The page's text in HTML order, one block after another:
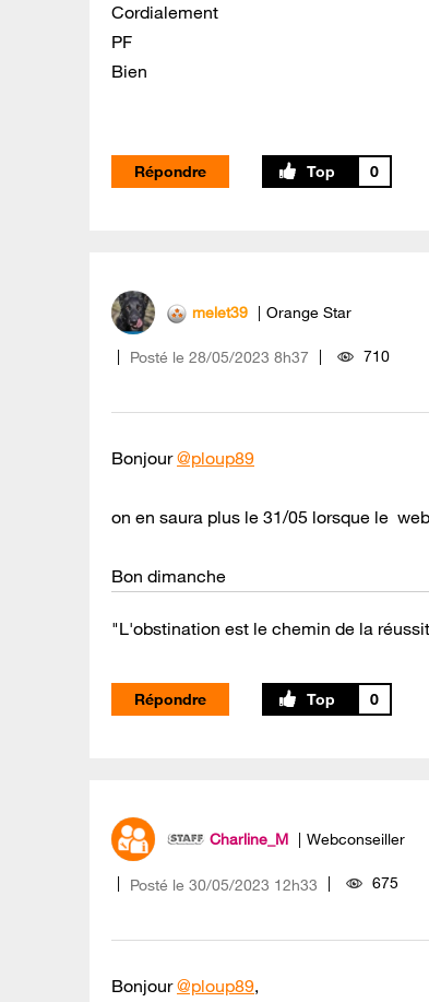
Cordialement
PF
Bien
Répondre 0
melet39 Orange Star
Posté le ‎28/05/2023 8h37 710
Bonjour@ploup89
on en saura plus le 31/05 lorsque le
Bon dimanche
"L'obstination est le chemin de la
Répondre 0
Charline_M Webconseiller
Posté le ‎30/05/2023 12h33 675
Bonjour@ploup89,